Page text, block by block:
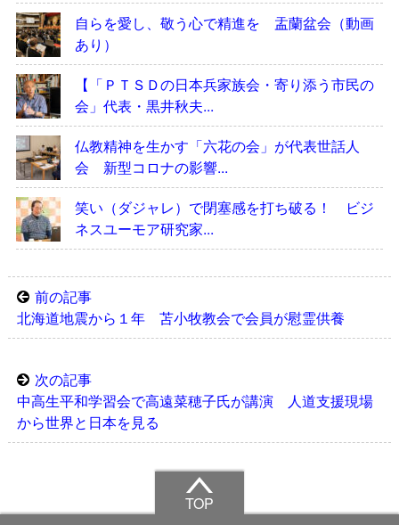
自らを愛し、敬う心で精進を 盂蘭盆会（動画
あり）
【「ＰＴＳＤの日本兵家族会・寄り添う市民の
会」代表・黒井秋夫...
仏教精神を生かす「六花の会」が代表世話人
会 新型コロナの影響...
笑い（ダジャレ）で閉塞感を打ち破る！ ビジ
ネスユーモア研究家...
前の記事
北海道地震から１年 苫小牧教会で会員が慰霊供養
次の記事
中高生平和学習会で高遠菜穂子氏が講演 人道支援現場
から世界と日本を見る
TOP